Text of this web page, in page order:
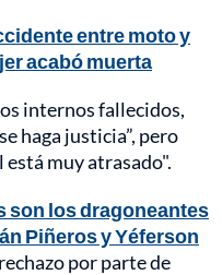
entre moto y
acabó muerta
internos fallecidos,
haga justicia”, pero
muy atrasado".
son los dragoneantes
Piñeros y Yéferson
por parte de